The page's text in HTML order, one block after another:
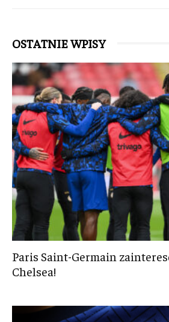
OSTATNIE WPISY
Paris Saint-Germain
Chelsea!